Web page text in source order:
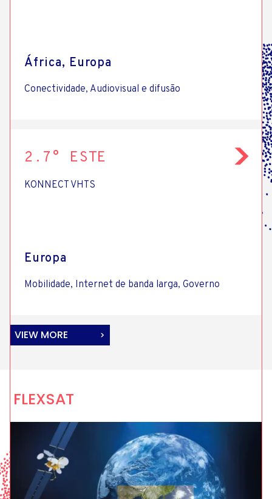
África, Europa
Conectividade, Audiovisual e difusão
2.7° ESTE
KONNECT VHTS
Europa
Mobilidade, Internet de banda larga, Governo
VIEW MORE
FLEXSAT